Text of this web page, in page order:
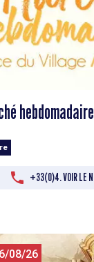
+33(0)4. VOIR LE
08/26